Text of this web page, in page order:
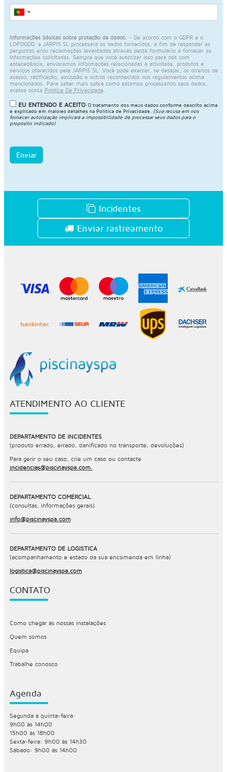
Informações básicas sobre proteção de dados. - De acordo com o GDPR e o
LOPDGDD, a JARPIS SL processará os dados fornecidos, a fim de responder às
perguntas e/ou reclamações levantadas através deste formulário e fornecer as
informações solicitadas. Sempre que você autorizar isso para nós com
antecedência, enviaremos informações relacionadas à atividade, produtos e
serviços oferecidos pela JARPIS SL. Você pode exercer, se desejar, os direitos de
acesso, retificação, exclusão e outros reconhecidos nos regulamentos acima
mencionados. Para saber mais sobre como estamos processando seus dados,
acesse nossa Política De Privacidade.
EU ENTENDO E ACEITO O tratamento dos meus dados conforme descrito acima
e explicado em maiores detalhes na Política de Privacidade
(Sua recusa em nos
fornecer autorização implicará a impossibilidade de processar seus dados para o
propósito indicado)
Enviar
Incidentes
Enviar rastreamento
ATENDIMENTO AO CLIENTE
DEPARTAMENTO DE INCIDENTES
(produto errado, errado, danificado no transporte, devoluções)
Para gerir o seu caso, crie um caso ou contacte
incidencias@piscinayspa.com.
DEPARTAMENTO COMERCIAL
(consultas, informações gerais)
info@piscinayspa.com
DEPARTAMENTO DE LOGÍSTICA
(acompanhamento e estado da sua encomenda em linha)
logistica@piscinayspa.com
CONTATO
Como chegar às nossas instalações
Quem somos
Equipa
Trabalhe conosco
Agenda
Segunda a quinta-feira:
9h00 às 14h00
15h00 às 18h00
Sexta-feira: 9h00 às 14h30
Sábado: 9h00 às 14h00